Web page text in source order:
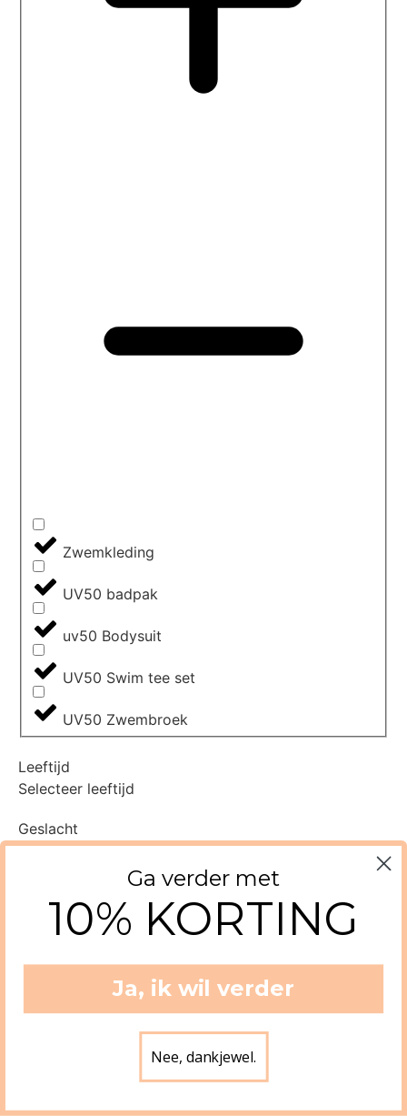
Zwemkleding
UV50 badpak
uv50 Bodysuit
UV50 Swim tee set
UV50 Zwembroek
Leeftijd
Selecteer leeftijd
Geslacht
Selecteer geslacht
Jongen
Uniseks
02A
Ga verder met
10% KORTING
Ja, ik wil verder
Nee, dankjewel.